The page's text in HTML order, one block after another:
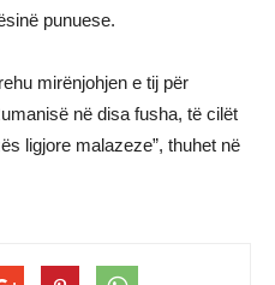
punuese.
mirënjohjen e tij për
në disa fusha, të cilët
ligjore malazeze”, thuhet në